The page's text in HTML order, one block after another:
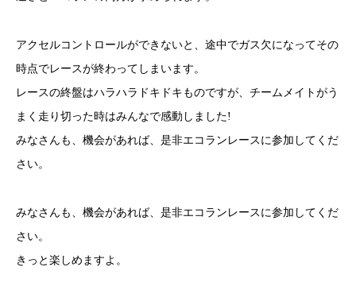
アクセルコントロールができないと、途中でガス欠になってその
時点でレースが終わってしまいます。
レースの終盤はハラハラドキドキものですが、チームメイトがう
まく走り切った時はみんなで感動しました!
みなさんも、機会があれば、是非エコランレースに参加してくだ
さい。
みなさんも、機会があれば、是非エコランレースに参加してくだ
さい。
きっと楽しめますよ。